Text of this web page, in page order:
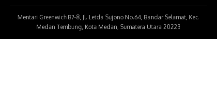
Mentari Greenwich B7-8, Jl. Letda Sujono No.64, Bandar Selamat, Kec.
Medan Tembung, Kota Medan, Sumatera Utara 20223